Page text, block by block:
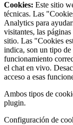
Cookies: Este sitio
técnicas. Las
Analytics para
visitantes, las
sitio. Las "Cookies
indica, son un tipo de
funcionamiento
el chat en vivo.
acceso a esas
Ambos tipos de
plugin.
Configuración de